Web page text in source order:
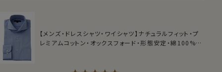
【メンズ・ドレスシャツ・ワイシャツ】ナチュラルフィット・プ
レミアムコットン・オックスフォード・形態安定・綿100%・